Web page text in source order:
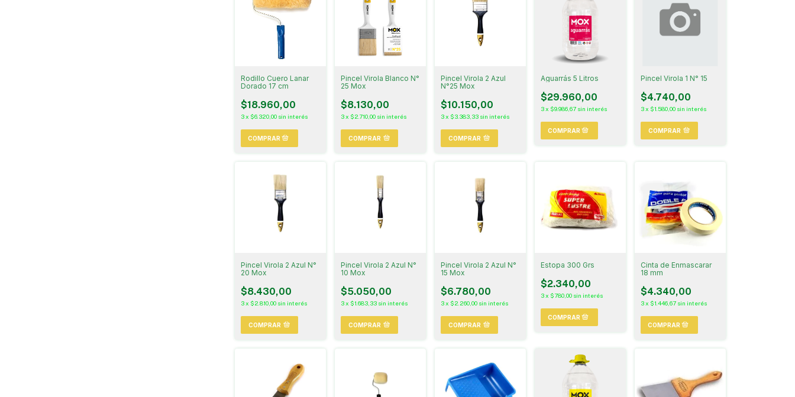
Rodillo Cuero Lanar
Dorado 17 cm
$18.960,00
3x $6.320,00 sin interés
Pincel Virola Blanco N°
25 Mox
$8.130,00
3x $2.710,00 sin interés
COMPRAR
Pincel Virola 2 Azul
N°25 Mox
$10.150,00
3x $3.383,33 sin interés
COMPRAR
Aguarrás 5 Litros
$29.960,00
3x $9.986,67 sin interés
Pincel Virola 1 N° 15
$4.740,00
3x $1.580,00 sin interés
COMPRAR
Pincel Virola 2 Azul N°
20 Mox
$8.430,00
3x $2.810,00 sin interés
COMPRAR
Pincel Virola 2 Azul N°
10 Mox
$5.050,00
3x $1.683,33 sin interés
COMPRAR
Pincel Virola 2 Azul N°
15 Mox
$6.780,00
3x $2.260,00 sin interés
COMPRAR
Estopa 300 Grs
$2.340,00
3x $780,00 sin interés
Cinta de Enmascarar
18 mm
$4.340,00
3x $1.446,67 sin interés